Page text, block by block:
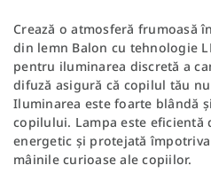
Crează o atmosferă frumoasă
din lemn Balon cu tehnologie
pentru iluminarea discretă a
difuză asigură că copilul tău
Iluminarea este foarte blândă
copilului. Lampa este eficientă
energetic și protejată
mâinile curioase ale copiilor.